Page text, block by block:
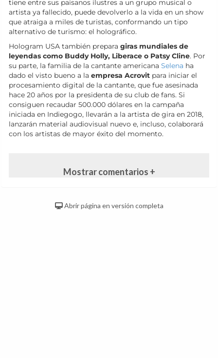
tiene entre sus paisanos ilustres a un grupo musical o
artista ya fallecido, puede devolverlo a la vida en un show
que atraiga a miles de turistas, conformando un tipo
alternativo de turismo: el holográfico.
Hologram USA también prepara giras mundiales de
leyendas como Buddy Holly, Liberace o Patsy Cline. Por
su parte, la familia de la cantante americana Selena ha
dado el visto bueno a la empresa Acrovit para iniciar el
procesamiento digital de la cantante, que fue asesinada
hace 20 años por la presidenta de su club de fans. Si
consiguen recaudar 500.000 dólares en la campaña
iniciada en Indiegogo, llevarán a la artista de gira en 2018,
lanzarán material audiovisual nuevo e, incluso, colaborará
con los artistas de mayor éxito del momento.
Mostrar comentarios +
Abrir página en versión completa